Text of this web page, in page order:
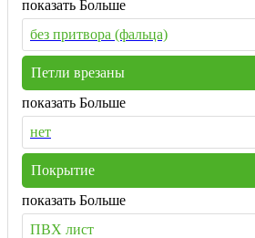
показать Больше
без притвора (фальца)
Петли врезаны
показать Больше
нет
Покрытие
показать Больше
ПВХ лист